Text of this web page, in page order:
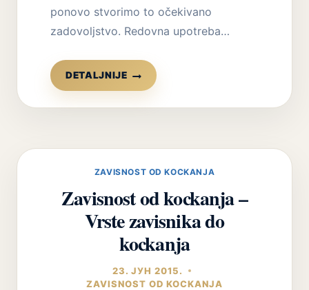
ponovo stvorimo to očekivano
zadovoljstvo. Redovna upotreba…
DETALJNIJE
BOLESTI
ZAVISNOSTI
I
ZAVISNOST OD KOCKANJA
Zavisnost od kockanja –
Vrste zavisnika do
kockanja
23. ЈУН 2015.
ZAVISNOST OD KOCKANJA